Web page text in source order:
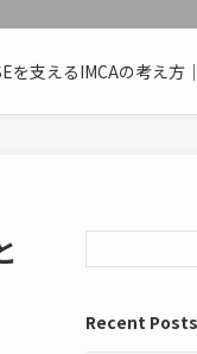
を支えるIMCAの考え
Recent Posts